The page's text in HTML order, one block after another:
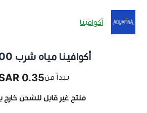
أكوافينا
أكوافينا مياه شرب 200 مل
يبدأ من0.35 SAR
منتج غير قابل للشحن خارج